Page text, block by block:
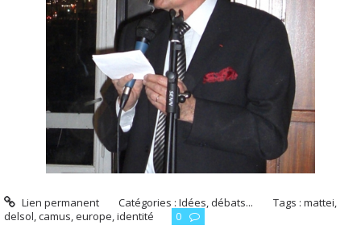
Lien permanent Catégories :Idées, débats... Tags :mattei,
delsol,camus,europe,identité
0